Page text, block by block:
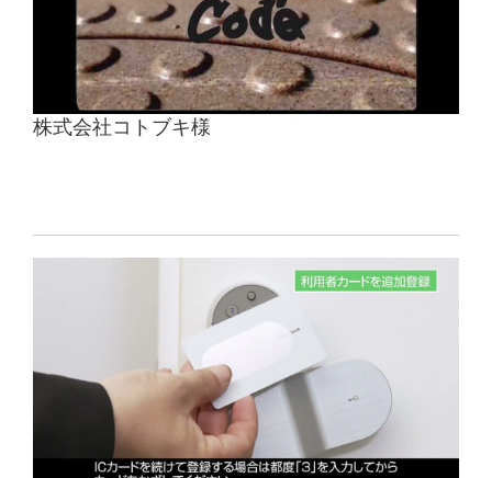
株式会社コトブキ様